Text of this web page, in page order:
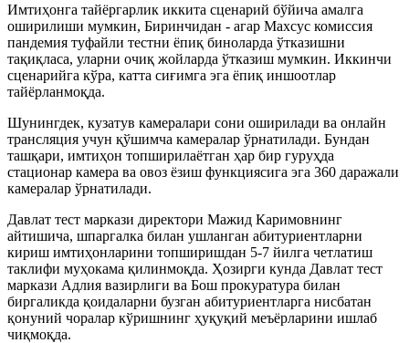
Имтиҳонга тайёргарлик иккита сценарий бўйича амалга
оширилиши мумкин, Биринчидан - агар Махсус комиссия
пандемия туфайли тестни ёпиқ биноларда ўтказишни
тақиқласа, уларни очиқ жойларда ўтказиш мумкин. Иккинчи
сценарийга кўра, катта сиғимга эга ёпиқ иншоотлар
тайёрланмоқда.
Шунингдек, кузатув камералари сони оширилади ва онлайн
трансляция учун қўшимча камералар ўрнатилади. Бундан
ташқари, имтиҳон топширилаётган ҳар бир гуруҳда
стационар камера ва овоз ёзиш функциясига эга 360 даражали
камералар ўрнатилади.
Давлат тест маркази директори Мажид Каримовнинг
айтишича, шпаргалка билан ушланган абитуриентларни
кириш имтиҳонларини топширишдан 5-7 йилга четлатиш
таклифи муҳокама қилинмоқда. Ҳозирги кунда Давлат тест
маркази Адлия вазирлиги ва Бош прокуратура билан
биргаликда қоидаларни бузган абитуриентларга нисбатан
қонуний чоралар кўришнинг ҳуқуқий меъёрларини ишлаб
чиқмоқда.